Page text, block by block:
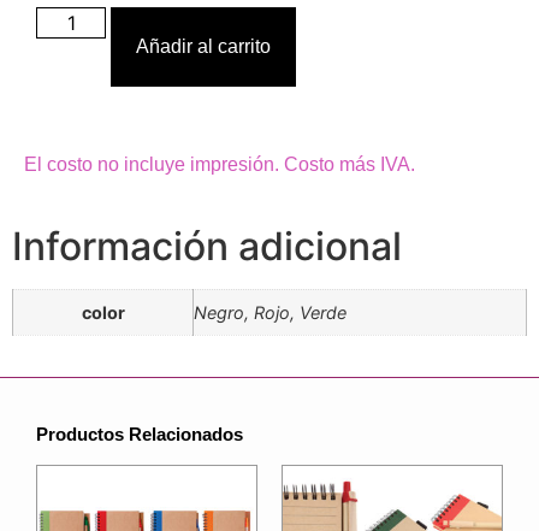
Añadir al carrito
El costo no incluye impresión. Costo más IVA.
Información adicional
color Negro, Rojo, Verde
Productos Relacionados